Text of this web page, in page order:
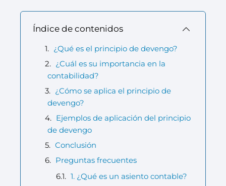
Índice de contenidos
¿Qué es el principio de devengo?
¿Cuál es su importancia en la
contabilidad?
¿Cómo se aplica el principio de
devengo?
Ejemplos de aplicación del principio
de devengo
Conclusión
Preguntas frecuentes
1. ¿Qué es un asiento contable?